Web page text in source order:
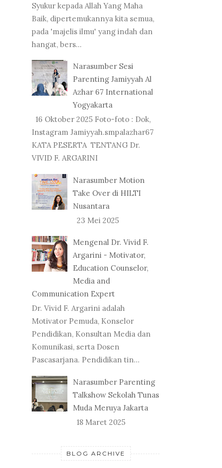
Syukur kepada Allah Yang Maha
Baik, dipertemukannya kita semua,
pada 'majelis ilmu' yang indah dan
hangat, bers...
Narasumber Sesi
Parenting Jamiyyah Al
Azhar 67 International
Yogyakarta
16 Oktober 2025 Foto-foto : Dok,
Instagram Jamiyyah.smpalazhar67
KATA PESERTA TENTANG Dr.
VIVID F. ARGARINI
Narasumber Motion
Take Over di HILTI
Nusantara
23 Mei 2025
Mengenal Dr. Vivid F.
Argarini - Motivator,
Education Counselor,
Media and
Communication Expert
Dr. Vivid F. Argarini adalah
Motivator Pemuda, Konselor
Pendidikan, Konsultan Media dan
Komunikasi, serta Dosen
Pascasarjana. Pendidikan tin...
Narasumber Parenting
Talkshow Sekolah Tunas
Muda Meruya Jakarta
18 Maret 2025
BLOG ARCHIVE